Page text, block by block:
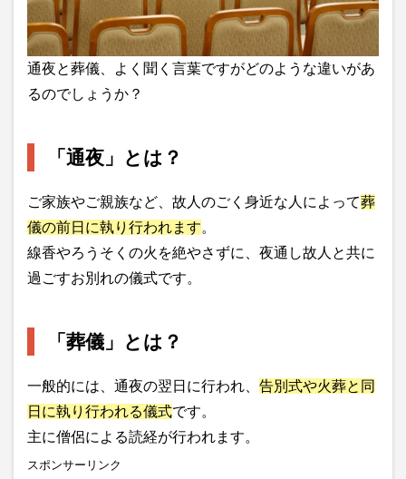
通夜と葬儀、よく聞く言葉ですがどのような違いがあ
るのでしょうか？
「通夜」とは？
ご家族やご親族など、故人のごく身近な人によって葬
儀の前日に執り行われます。
線香やろうそくの火を絶やさずに、夜通し故人と共に
過ごすお別れの儀式です。
「葬儀」とは？
一般的には、通夜の翌日に行われ、 告別式や火葬と同
日に執り行われる儀式です。
主に僧侶による読経が行われます。
スポンサーリンク